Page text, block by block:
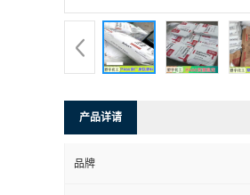
产品详请
品牌